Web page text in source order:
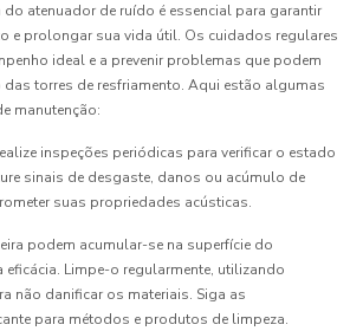
atenuador de ruído é essencial para garantir
e prolongar sua vida útil. Os cuidados regulares
ideal e a prevenir problemas que podem
torres de resfriamento. Aqui estão algumas
manutenção:
inspeções periódicas para verificar o estado
sinais de desgaste, danos ou acúmulo de
suas propriedades acústicas.
podem acumular-se na superfície do
eficácia. Limpe-o regularmente, utilizando
não danificar os materiais. Siga as
para métodos e produtos de limpeza.